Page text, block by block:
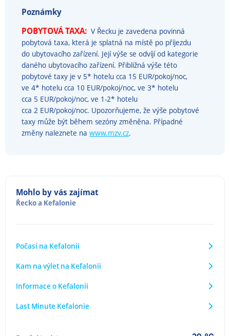
Poznámky
POBYTOVÁ TAXA: V Řecku je zavedena povinná
pobytová taxa, která je splatná na místě po příjezdu
do ubytovacího zařízení. Její výše se odvíjí od kategorie
daného ubytovacího zařízení. Přibližná výše této
pobytové taxy je v 5* hotelu cca 15 EUR/pokoj/noc,
ve 4* hotelu cca 10 EUR/pokoj/noc, ve 3* hotelu
cca 5 EUR/pokoj/noc, ve 1-2* hotelu
cca 2 EUR/pokoj/noc. Upozorňujeme, že výše pobytové
taxy může být během sezóny změněna. Případné
změny naleznete na www.mzv.cz.
Mohlo by vás zajímat
Řeckoa Kefalonie
Počasí na Kefalonii
Kam na výlet na Kefalonii
Informace o Kefalonii
Last Minute Kefalonie